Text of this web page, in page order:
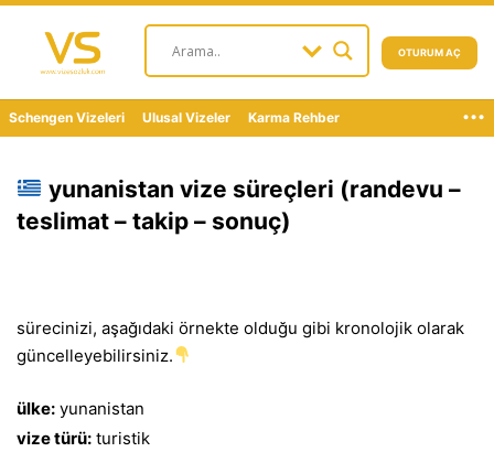
OTURUM AÇ
Schengen Vizeleri Ulusal Vizeler Karma Rehber ...
yunanistan vize süreçleri (randevu –
teslimat – takip – sonuç)
sürecinizi, aşağıdaki örnekte olduğu gibi kronolojik olarak
güncelleyebilirsiniz.
ülke: yunanistan
vize türü: turistik